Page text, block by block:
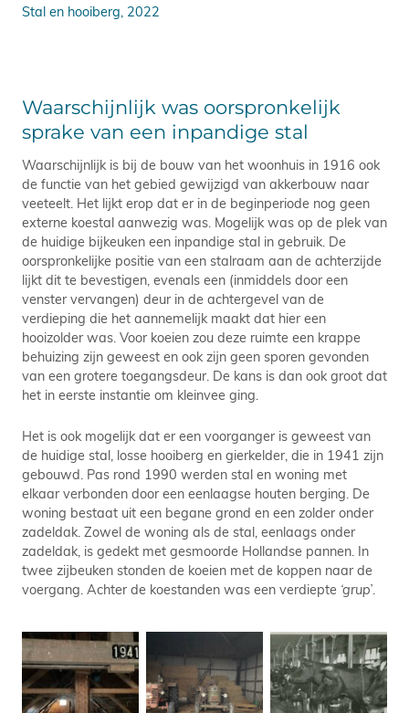
Stal en hooiberg, 2022
Waarschijnlijk was oorspronkelijk
sprake van een inpandige stal
Waarschijnlijk is bij de bouw van het woonhuis in 1916 ook
de functie van het gebied gewijzigd van akkerbouw naar
veeteelt. Het lijkt erop dat er in de beginperiode nog geen
externe koestal aanwezig was. Mogelijk was op de plek van
de huidige bijkeuken een inpandige stal in gebruik. De
oorspronkelijke positie van een stalraam aan de achterzijde
lijkt dit te bevestigen, evenals een (inmiddels door een
venster vervangen) deur in de achtergevel van de
verdieping die het aannemelijk maakt dat hier een
hooizolder was. Voor koeien zou deze ruimte een krappe
behuizing zijn geweest en ook zijn geen sporen gevonden
van een grotere toegangsdeur. De kans is dan ook groot dat
het in eerste instantie om kleinvee ging.
Het is ook mogelijk dat er een voorganger is geweest van
de huidige stal, losse hooiberg en gierkelder, die in 1941 zijn
gebouwd. Pas rond 1990 werden stal en woning met
elkaar verbonden door een eenlaagse houten berging. De
woning bestaat uit een begane grond en een zolder onder
zadeldak. Zowel de woning als de stal, eenlaags onder
zadeldak, is gedekt met gesmoorde Hollandse pannen. In
twee zijbeuken stonden de koeien met de koppen naar de
voergang. Achter de koestanden was een verdiepte ‘grup’